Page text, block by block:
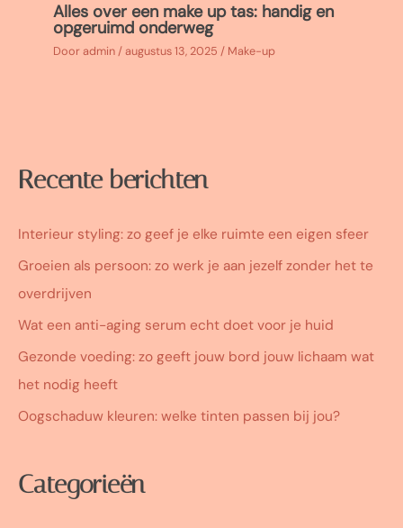
Alles over een make up tas: handig en
opgeruimd onderweg
Dooradmin /augustus 13, 2025 / Make-up
Recente berichten
Interieur styling: zo geef je elke ruimte een eigen sfeer
Groeien als persoon: zo werk je aan jezelf zonder het te
overdrijven
Wat een anti-aging serum echt doet voor je huid
Gezonde voeding: zo geeft jouw bord jouw lichaam wat
het nodig heeft
Oogschaduw kleuren: welke tinten passen bij jou?
Categorieën